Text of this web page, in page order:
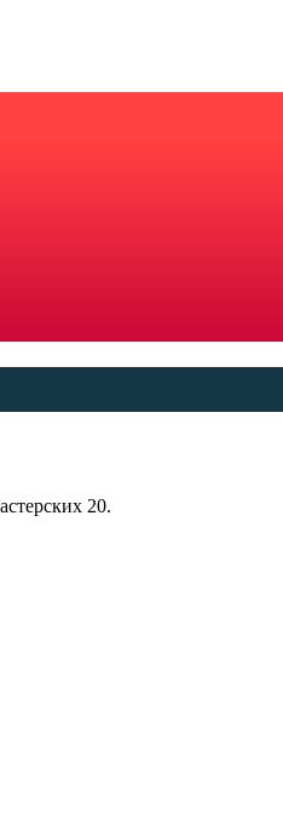
20.